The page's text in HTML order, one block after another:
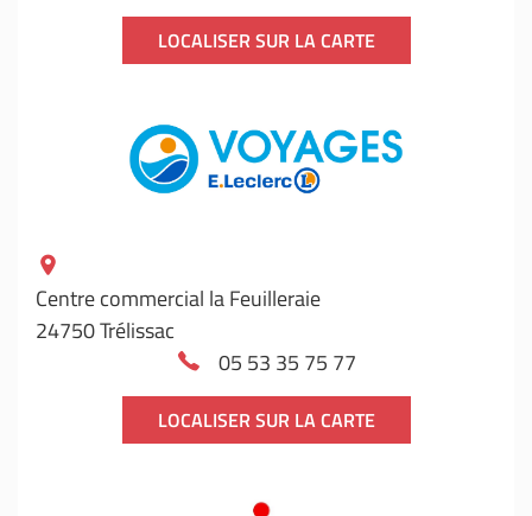
LOCALISER SUR LA CARTE
Centre commercial la Feuilleraie
24750 Trélissac
05 53 35 75 77
LOCALISER SUR LA CARTE